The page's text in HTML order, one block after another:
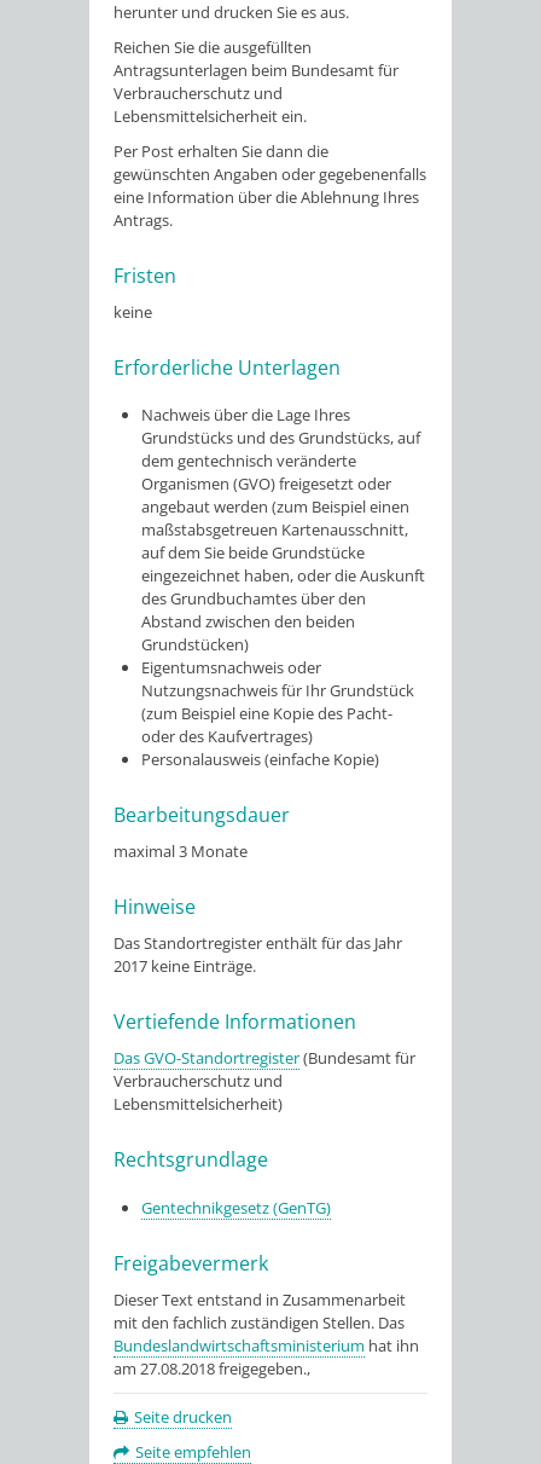
herunter und drucken Sie es aus.
Reichen Sie die ausgefüllten
Antragsunterlagen beim Bundesamt für
Verbraucherschutz und
Lebensmittelsicherheit ein.
Per Post erhalten Sie dann die
gewünschten Angaben oder gegebenenfalls
eine Information über die Ablehnung Ihres
Antrags.
Fristen
keine
Erforderliche Unterlagen
Nachweis über die Lage Ihres
Grundstücks und des Grundstücks, auf
dem gentechnisch veränderte
Organismen (GVO) freigesetzt oder
angebaut werden (zum Beispiel einen
maßstabsgetreuen Kartenausschnitt,
auf dem Sie beide Grundstücke
eingezeichnet haben, oder die Auskunft
des Grundbuchamtes über den
Abstand zwischen den beiden
Grundstücken)
Eigentumsnachweis oder
Nutzungsnachweis für Ihr Grundstück
(zum Beispiel eine Kopie des Pacht-
oder des Kaufvertrages)
Personalausweis (einfache Kopie)
Bearbeitungsdauer
maximal 3 Monate
Hinweise
Das Standortregister enthält für das Jahr
2017 keine Einträge.
Vertiefende Informationen
Das GVO-Standortregister(Bundesamt für
Verbraucherschutz und
Lebensmittelsicherheit)
Rechtsgrundlage
Gentechnikgesetz (GenTG)
Freigabevermerk
Dieser Text entstand in Zusammenarbeit
mit den fachlich zuständigen Stellen. Das
Bundeslandwirtschaftsministerium hat ihn
am 27.08.2018 freigegeben.,
Seite drucken
Seite empfehlen